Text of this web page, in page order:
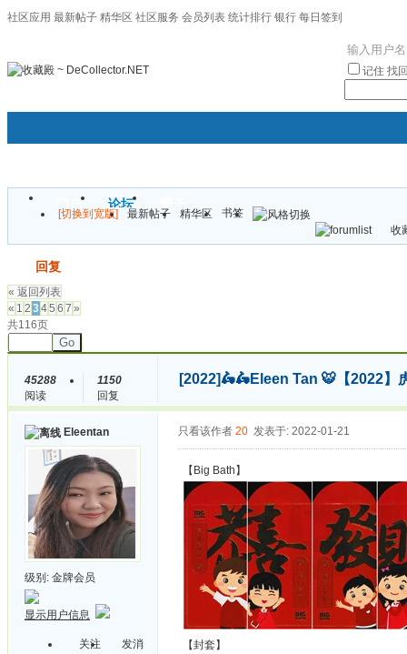
社区应用 最新帖子 精华区 社区服务 会员列表 统计排行 银行 每日签到
记住 找
门户 论坛
[切换到宽版] 最新帖子 精华区
书签
收
回复
« 返回列表
« 1 2 345 6 7 »
共116页
Go
45288
阅读
1150
回复
[2022]🛵🛵Eleen Tan 🐯【2022】
Eleentan
级别: 金牌会员
显示用户信息
关注
发消
只看该作者 20 发表于: 2022-01-21
【Big Bath】
【封套】